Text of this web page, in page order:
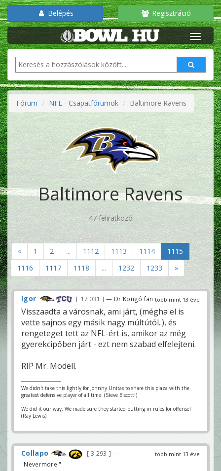
Belépés Regisztráció
Fórum NFL - Csapatfórumok Baltimore Ravens
Baltimore Ravens
47 feliratkozó
« 1 2 ... 1112 1113 1114
1115
1116
1117 1118 ... 1232 1233 »
több mint 13 éve
Igor 17 031 — Dr Kongó fan
Visszaadta a városnak, ami járt, (mégha el is
vette sajnos egy másik nagy múltútól..), és
rengeteget tett az NFL-ért is, amikor az még
gyerekcipőben járt - ezt nem szabad elfelejteni.
RIP Mr. Modell.
We didn't take this lightly for Johnny Unitas to share this plaza with the
greatest defensive player of all time. (Steve Biscotti)
We did it our way. We made sure they started putting in rules for offense!
(Ray Lewis)
több mint 13 éve
Collapo 3 293
—
"Nevermore."